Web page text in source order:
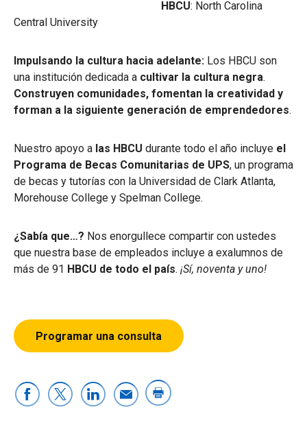
HBCU: North Carolina
Central University
Impulsando la cultura hacia adelante: Los HBCU son
una institución dedicada a cultivar la cultura negra.
Construyen comunidades, fomentan la creatividad y
forman a la siguiente generación de emprendedores.
Nuestro apoyo a las HBCU durante todo el año incluye el
Programa de Becas Comunitarias de UPS, un programa
de becas y tutorías con la Universidad de Clark Atlanta,
Morehouse College y Spelman College.
¿Sabía que…? Nos enorgullece compartir con ustedes
que nuestra base de empleados incluye a exalumnos de
más de 91 HBCU de todo el país. ¡Sí, noventa y uno!
Programar una consulta